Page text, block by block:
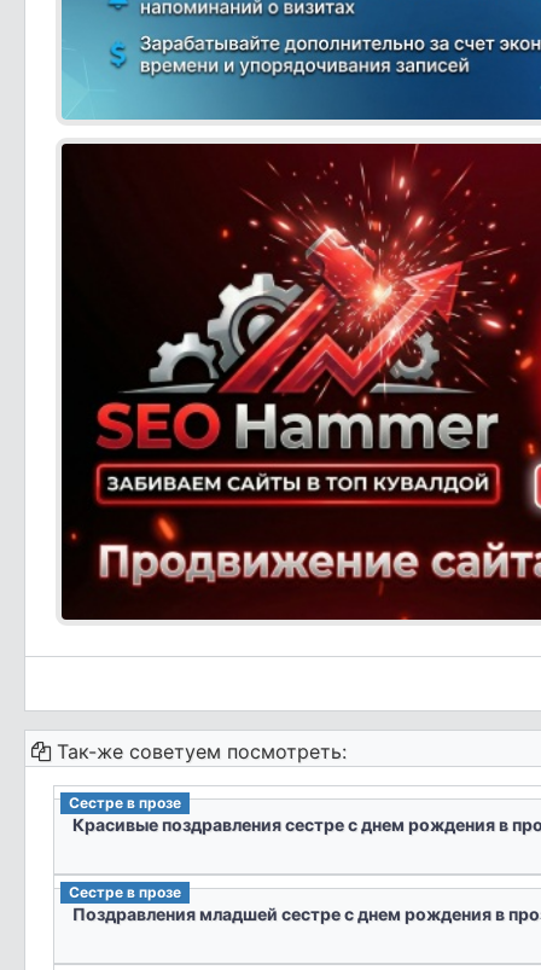
Так-же советуем посмотреть:
Сестре в прозе
Красивые поздравления сестре с днем рождения в
Сестре в прозе
Поздравления младшей сестре с днем рождения в